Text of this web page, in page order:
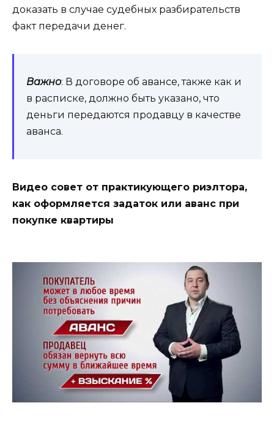
доказать в случае судебных разбирательств
факт передачи денег.
Важно: В договоре об авансе, также как и
в расписке, должно быть указано, что
деньги передаются продавцу в качестве
аванса.
Видео совет от практикующего риэлтора,
как оформляется задаток или аванс при
покупке квартиры